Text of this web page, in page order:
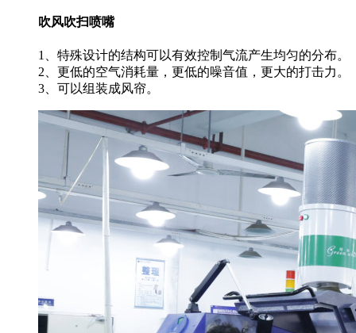
吹风吹扫喷嘴
1、特殊设计的结构可以有效控制气流产生均匀的分布。
2、更低的空气消耗量，更低的噪音值，更大的打击力。
3、可以组装成风帘。